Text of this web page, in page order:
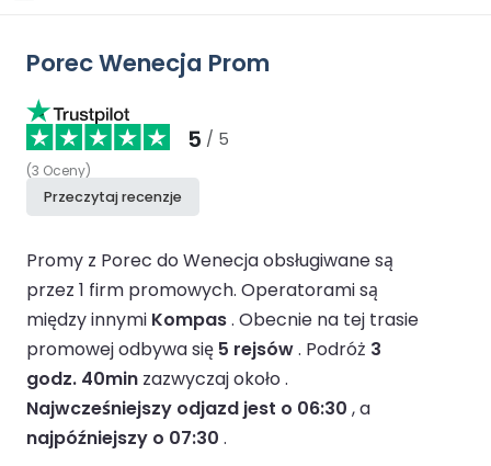
Porec Wenecja Prom
5 / 5
(3 Oceny)
Przeczytaj recenzje
Promy z Porec do Wenecja obsługiwane są
przez 1 firm promowych. Operatorami są
między innymi Kompas. Obecnie na tej trasie
promowej odbywa się 5 rejsów. Podróż 3
godz. 40min zazwyczaj około .
Najwcześniejszy odjazd jest o 06:30 , a
najpóźniejszy o 07:30 .